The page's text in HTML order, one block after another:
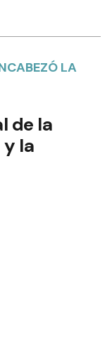
LA
de la
la